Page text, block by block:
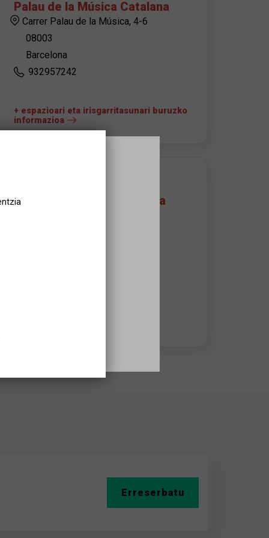
Palau de la Música Catalana
Carrer Palau de la Música, 4-6
08003
Barcelona
932957242
+ espazioari eta irisgarritasunari buruzko
informazioa
Palau de la Música Catalana
Erreserbatu